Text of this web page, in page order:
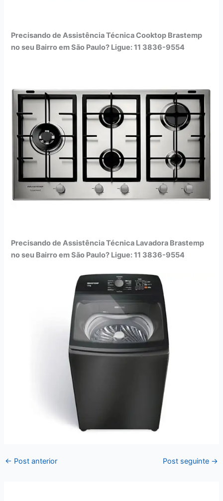
Precisando de Assistência Técnica Cooktop Brastemp
no seu Bairro em São Paulo? Ligue: 11 3836-9554
Precisando de Assistência Técnica Lavadora Brastemp
no seu Bairro em São Paulo? Ligue: 11 3836-9554
← Post anterior Post seguinte →